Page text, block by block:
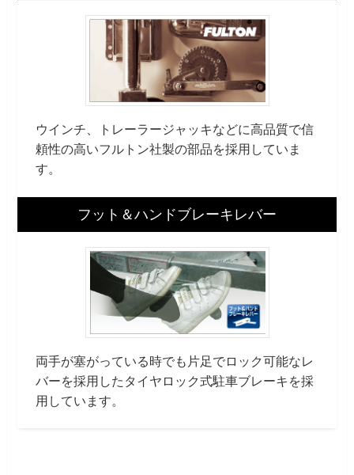
ウインチ、トレーラージャッキなどに高品質で信
頼性の高いフルトン社製の部品を採用していま
す。
フット＆ハンドブレーキレバー
両手が塞がっている時でも片足でロック可能なレ
バーを採用したタイヤロック式駐車ブレーキを採
用しています。